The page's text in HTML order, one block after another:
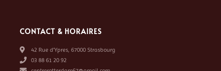
CONTACT & HORAIRES
42 Rue d’Ypres, 67000 Strasbourg
03 88 61 20 92